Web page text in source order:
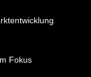
Fokus